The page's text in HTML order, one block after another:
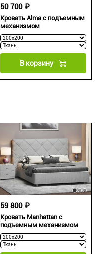
Кровать Alma с подъемным
механизмом
50 700 ₽
В корзину
Кровать Manhattan с
подъемным механизмом
59 800 ₽